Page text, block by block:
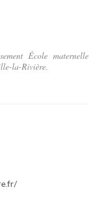
École maternelle
la-Rivière.